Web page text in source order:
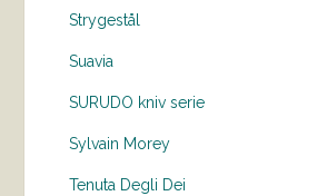
Strygestål
Suavia
SURUDO kniv serie
Sylvain Morey
Tenuta Degli Dei